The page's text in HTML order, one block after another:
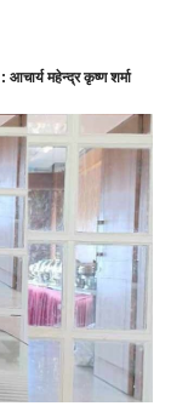
महेन्द्र कृष्ण शर्मा